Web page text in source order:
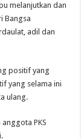
melanjutkan dan
Bangsa
adil dan
positif yang
yang selama ini
ulang.
PKS